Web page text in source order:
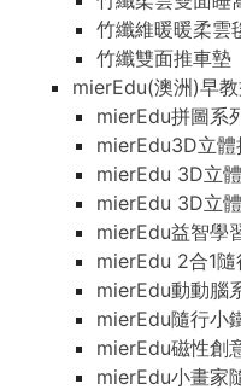
竹纖維暖暖柔雲
竹纖雙面推車墊
mierEdu(澳洲)早
mierEdu拼圖系
mierEdu3D立體
mierEdu 3D立
mierEdu 3D立
mierEdu益智學
mierEdu 2合1
mierEdu動動腦
mierEdu隨行小
mierEdu磁性創
mierEdu小畫家